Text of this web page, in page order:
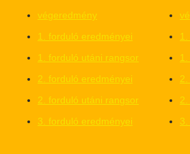
végeredmény
1. forduló eredményei
1. forduló utáni rangsor
2. forduló eredményei
2. forduló utáni rangsor
3. forduló eredményei